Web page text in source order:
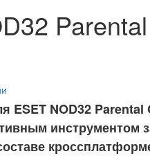
ESET NOD32
инструментом